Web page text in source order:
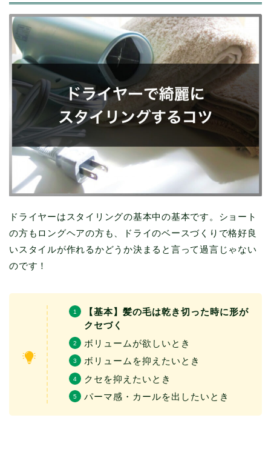
ドライヤーはスタイリングの基本中の基本です。ショート
の方もロングヘアの方も、ドライのベースづくりで格好良
いスタイルが作れるかどうか決まると言って過言じゃない
のです！
【基本】髪の毛は乾き切った時に形が
クセづく
ボリュームが欲しいとき
ボリュームを抑えたいとき
クセを抑えたいとき
パーマ感・カールを出したいとき